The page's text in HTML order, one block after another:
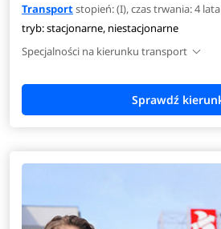
Transportstopień: (I), czas trwania: 4 lata
tryb: stacjonarne, niestacjonarne
Specjalności na kierunku transport